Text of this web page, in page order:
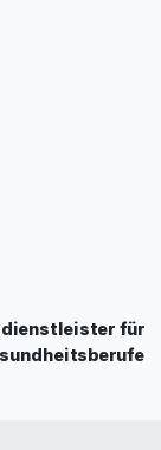
für